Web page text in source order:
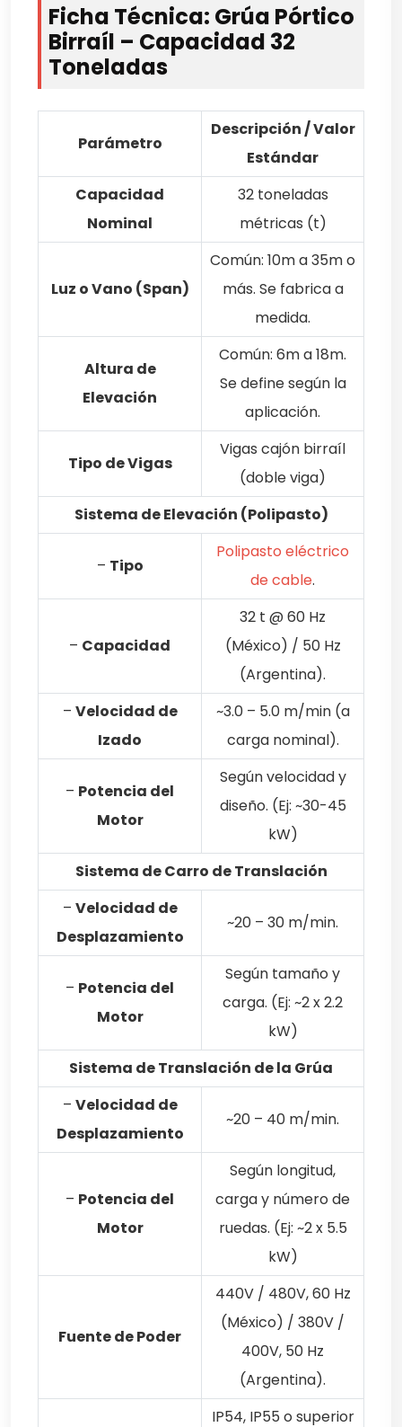
Ficha Técnica: Grúa Pórtico
Birraíl – Capacidad 32
Toneladas
Parámetro
Descripción / Valor
Estándar
Capacidad
Nominal
32 toneladas
métricas (t)
Luz o Vano (Span)
Común: 10m a 35m o
más. Se fabrica a
medida.
Altura de
Elevación
Común: 6m a 18m.
Se define según la
aplicación.
Tipo de Vigas
Vigas cajón birraíl
(doble viga)
Sistema de Elevación (Polipasto)
– Tipo
Polipasto eléctrico
de cable.
– Capacidad
32 t @ 60 Hz
(México) / 50 Hz
(Argentina).
– Velocidad de
Izado
~3.0 – 5.0 m/min (a
carga nominal).
– Potencia del
Motor
Según velocidad y
diseño. (Ej: ~30-45
kW)
Sistema de Carro de Translación
– Velocidad de
Desplazamiento
~20 – 30 m/min.
– Potencia del
Motor
Según tamaño y
carga. (Ej: ~2 x 2.2
kW)
Sistema de Translación de la Grúa
– Velocidad de
Desplazamiento
~20 – 40 m/min.
– Potencia del
Motor
Según longitud,
carga y número de
ruedas. (Ej: ~2 x 5.5
kW)
Fuente de Poder
440V / 480V, 60 Hz
(México) / 380V /
400V, 50 Hz
(Argentina).
IP54, IP55 o superior